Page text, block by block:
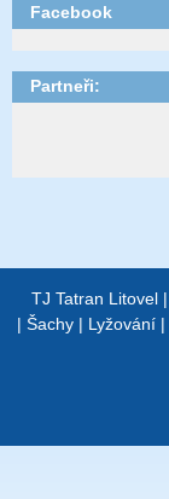
Facebook
Partneři:
TJ Tatran Litovel |
| Šachy| Lyžování|